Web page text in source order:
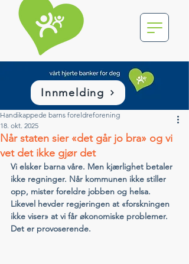
Innmelding
Når staten sier «det går jo bra» og vi
vet det ikke gjør det
Handikappede barns foreldreforening
18. okt. 2025
Vi elsker barna våre. Men kjærlighet betaler
ikke regninger. Når kommunen ikke stiller
opp, mister foreldre jobben og helsa.
Likevel hevder regjeringen at «forskningen
ikke viser» at vi får økonomiske problemer.
Det er provoserende.